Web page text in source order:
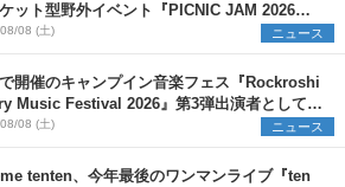
ット型野外イベント『PICNIC JAM 2026』
ケット発売開始
08 (土) ニュース
開催のキャンプイン音楽フェス『Rockroshi
Music Festival 2026』第3弾出演者として
DO、かりゆし58、Reiを発表
08 (土) ニュース
tenten、今年最後のワンマンライブ『ten